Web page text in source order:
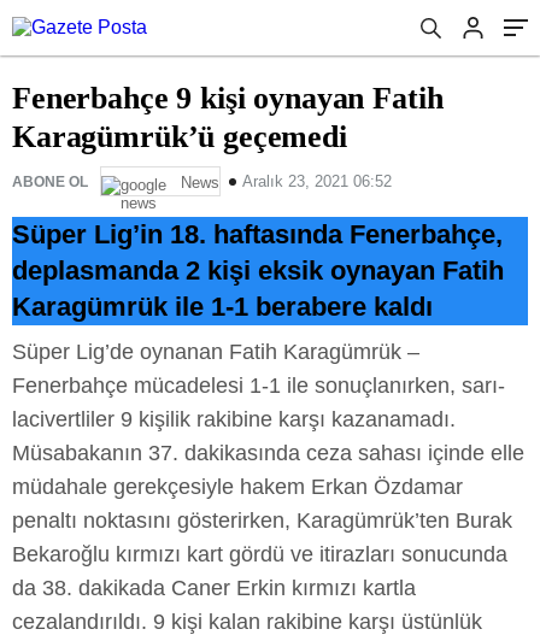
Fenerbahçe 9 kişi oynayan Fatih
Karagümrük’ü geçemedi
ABONE OL News Aralık 23, 2021 06:52
Süper Lig’in 18. haftasında Fenerbahçe,
deplasmanda 2 kişi eksik oynayan Fatih
Karagümrük ile 1-1 berabere kaldı
Süper Lig’de oynanan Fatih Karagümrük –
Fenerbahçe mücadelesi 1-1 ile sonuçlanırken, sarı-
lacivertliler 9 kişilik rakibine karşı kazanamadı.
Müsabakanın 37. dakikasında ceza sahası içinde elle
müdahale gerekçesiyle hakem Erkan Özdamar
penaltı noktasını gösterirken, Karagümrük’ten Burak
Bekaroğlu kırmızı kart gördü ve itirazları sonucunda
da 38. dakikada Caner Erkin kırmızı kartla
cezalandırıldı. 9 kişi kalan rakibine karşı üstünlük